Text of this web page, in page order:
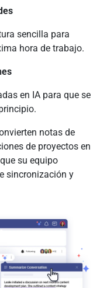
sencilla para
hora de trabajo.
en IA para que se
notas de
de proyectos en
su equipo
sincronización y